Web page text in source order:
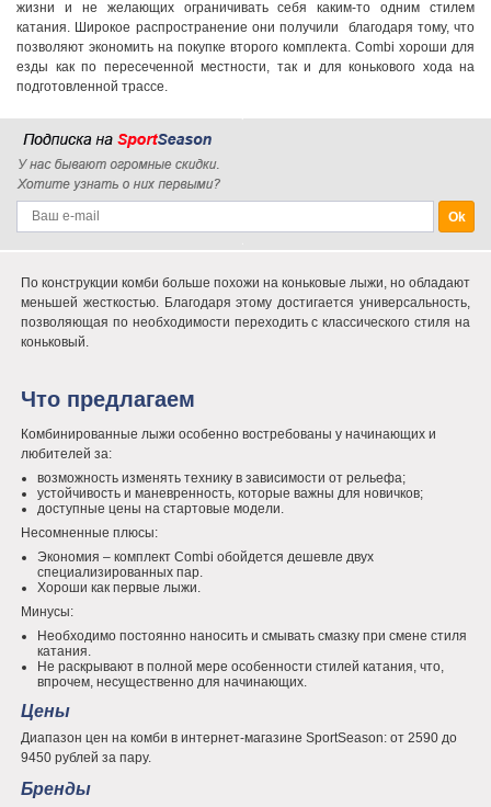
жизни и не желающих ограничивать себя каким-то одним стилем
катания. Широкое распространение они получили благодаря тому, что
позволяют экономить на покупке второго комплекта. Combi хороши для
езды как по пересеченной местности, так и для конькового хода на
подготовленной трассе.
По конструкции комби больше похожи на коньковые лыжи, но обладают
меньшей жесткостью. Благодаря этому достигается универсальность,
позволяющая по необходимости переходить с классического стиля на
коньковый.
Что предлагаем
Комбинированные лыжи особенно востребованы у начинающих и
любителей за:
возможность изменять технику в зависимости от рельефа;
устойчивость и маневренность, которые важны для новичков;
доступные цены на стартовые модели.
Несомненные плюсы:
Экономия – комплект Combi обойдется дешевле двух
специализированных пар.
Хороши как первые лыжи.
Минусы:
Необходимо постоянно наносить и смывать смазку при смене стиля
катания.
Не раскрывают в полной мере особенности стилей катания, что,
впрочем, несущественно для начинающих.
Цены
Диапазон цен на комби в интернет-магазине SportSeason: от 2590 до
9450 рублей за пару.
Бренды